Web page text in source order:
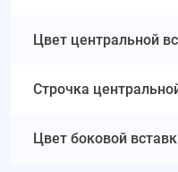
Цвет центральной
Строчка
Цвет боковой